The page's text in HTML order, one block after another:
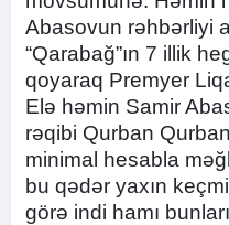
Abasovun rəhbərliyi
“Qarabağ”ın 7 illik
qoyaraq Premyer
Elə həmin Samir
rəqibi Qurban
minimal hesabla
bu qədər yaxın
görə indi hamı